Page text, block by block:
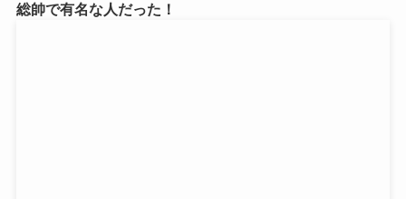
総帥で有名な人だった！